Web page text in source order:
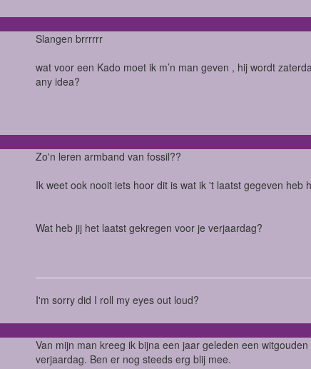
Slangen brrrrrr
wat voor een Kado moet ik m’n man geven , hij wordt
any idea?
Zo'n leren armband van fossil??
Ik weet ook nooit iets hoor dit is wat ik 't laatst gegeven heb
Wat heb jij het laatst gekregen voor je verjaardag?
I'm sorry did I roll my eyes out loud?
Van mijn man kreeg ik bijna een jaar geleden een
verjaardag. Ben er nog steeds erg blij mee.